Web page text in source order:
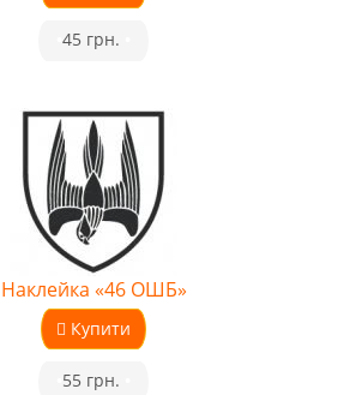
45 грн.
Наклейка «46 ОШБ»
Купити
55 грн.